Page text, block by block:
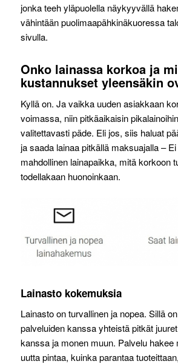
jonka teeh yläpuolella näykyyvällä
vähintään puolimaapähkinäkuoressa
sivulla.
Onko lainassa korkoa ja
kustannukset yleensäkin
Kyllä on. Ja vaikka uuden asiakkaan
voimassa, niin pitkäaikaisin
valitettavasti päde. Eli jos, siis haluat
ja saada lainaa pitkällä maksuajalla –
mahdollinen lainapaikka, mitä korkoon
todellakaan huonoinkaan.
Lainasto kokemuksia
Lainasto on turvallinen ja nopea. Sillä
palveluiden kanssa yhteistä pitkät
kanssa ja monen muun. Palvelu
uutta pintaa, kuinka parantaa